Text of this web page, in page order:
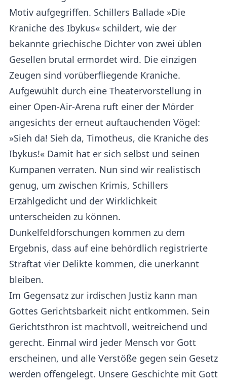
Motiv aufgegriffen. Schillers Ballade »Die
Kraniche des Ibykus« schildert, wie der
bekannte griechische Dichter von zwei üblen
Gesellen brutal ermordet wird. Die einzigen
Zeugen sind vorüberfliegende Kraniche.
Aufgewühlt durch eine Theatervorstellung in
einer Open-Air-Arena ruft einer der Mörder
angesichts der erneut auftauchenden Vögel:
»Sieh da! Sieh da, Timotheus, die Kraniche des
Ibykus!« Damit hat er sich selbst und seinen
Kumpanen verraten. Nun sind wir realistisch
genug, um zwischen Krimis, Schillers
Erzählgedicht und der Wirklichkeit
unterscheiden zu können.
Dunkelfeldforschungen kommen zu dem
Ergebnis, dass auf eine behördlich registrierte
Straftat vier Delikte kommen, die unerkannt
bleiben.
Im Gegensatz zur irdischen Justiz kann man
Gottes Gerichtsbarkeit nicht entkommen. Sein
Gerichtsthron ist machtvoll, weitreichend und
gerecht. Einmal wird jeder Mensch vor Gott
erscheinen, und alle Verstöße gegen sein Gesetz
werden offengelegt. Unsere Geschichte mit Gott